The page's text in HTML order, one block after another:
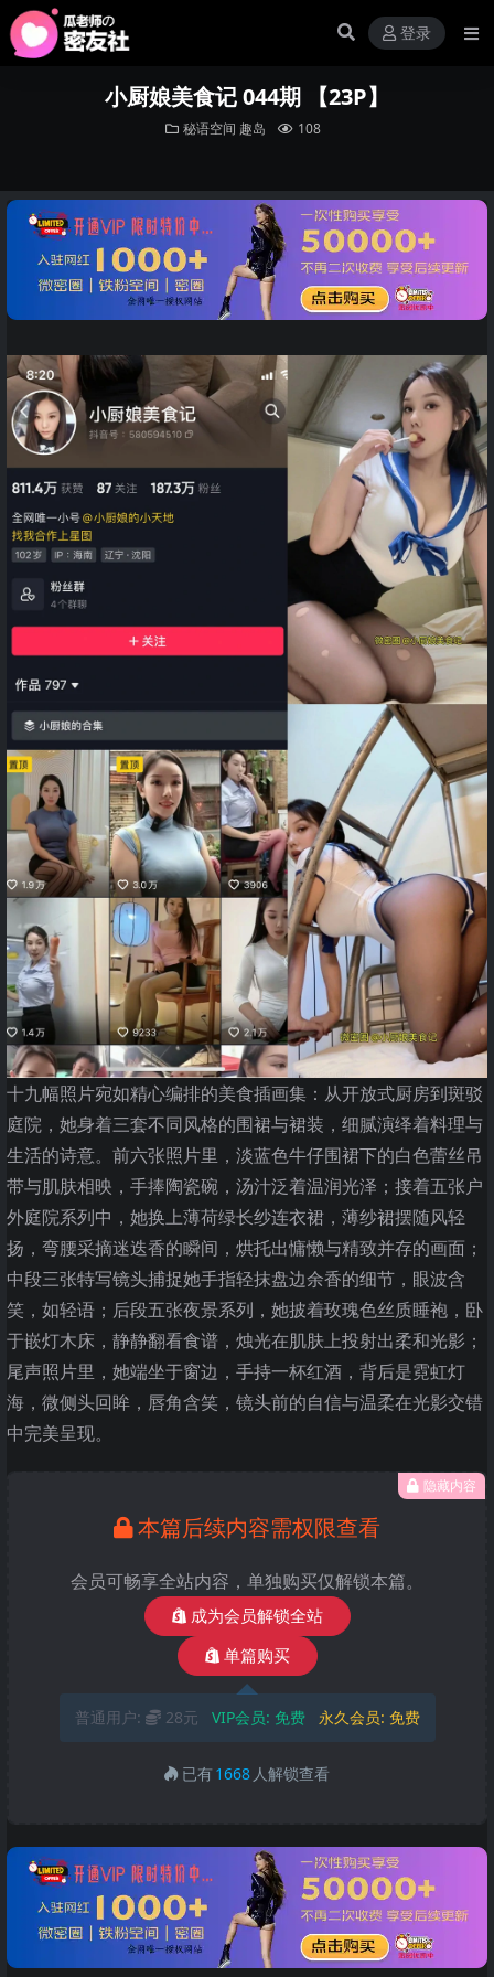
登录
小厨娘美食记 044期 【23P】
秘语空间 趣岛 108
十九幅照片宛如精心编排的美食插画集：从开放式厨房到斑驳
庭院，她身着三套不同风格的围裙与裙装，细腻演绎着料理与
生活的诗意。前六张照片里，淡蓝色牛仔围裙下的白色蕾丝吊
带与肌肤相映，手捧陶瓷碗，汤汁泛着温润光泽；接着五张户
外庭院系列中，她换上薄荷绿长纱连衣裙，薄纱裙摆随风轻
扬，弯腰采摘迷迭香的瞬间，烘托出慵懒与精致并存的画面；
中段三张特写镜头捕捉她手指轻抹盘边余香的细节，眼波含
笑，如轻语；后段五张夜景系列，她披着玫瑰色丝质睡袍，卧
于嵌灯木床，静静翻看食谱，烛光在肌肤上投射出柔和光影；
尾声照片里，她端坐于窗边，手持一杯红酒，背后是霓虹灯
海，微侧头回眸，唇角含笑，镜头前的自信与温柔在光影交错
中完美呈现。
隐藏内容
本篇后续内容需权限查看
会员可畅享全站内容，单独购买仅解锁本篇。
成为会员解锁全站
单篇购买
普通用户: 28元 VIP会员: 免费 永久会员: 免费
已有1668 人解锁查看